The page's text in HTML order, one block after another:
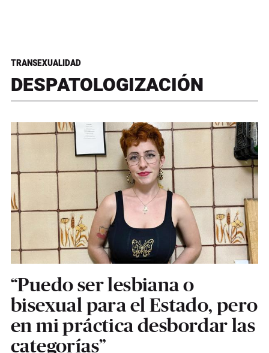
TRANSEXUALIDAD
DESPATOLOGIZACIÓN
“Puedo ser lesbiana o
bisexual para el Estado, pero
en mi práctica desbordar las
categorías”